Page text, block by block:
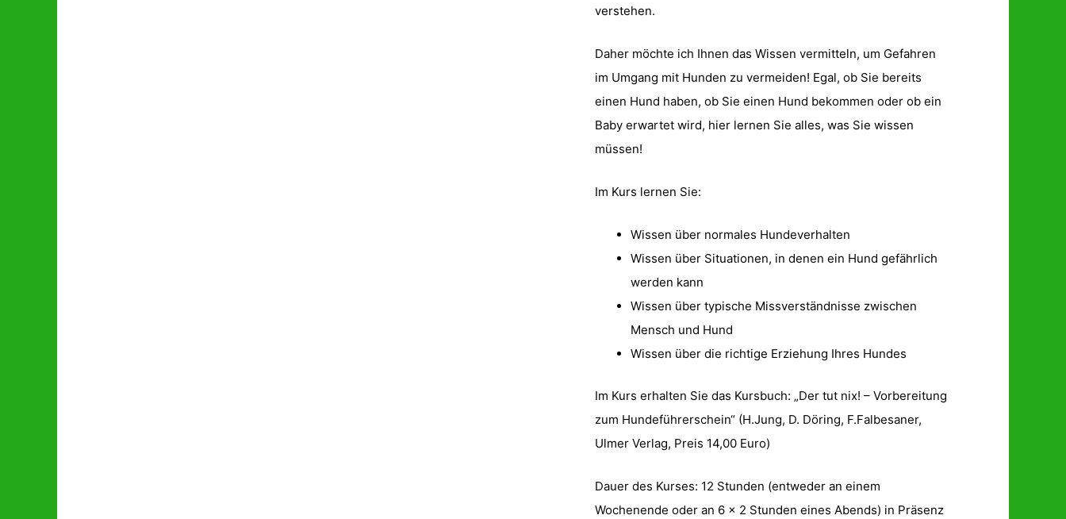
verstehen.
Daher möchte ich Ihnen das Wissen vermitteln, um Gefahren
im Umgang mit Hunden zu vermeiden! Egal, ob Sie bereits
einen Hund haben, ob Sie einen Hund bekommen oder ob ein
Baby erwartet wird, hier lernen Sie alles, was Sie wissen
müssen!
Im Kurs lernen Sie:
Wissen über normales Hundeverhalten
Wissen über Situationen, in denen ein Hund gefährlich
werden kann
Wissen über typische Missverständnisse zwischen
Mensch und Hund
Wissen über die richtige Erziehung Ihres Hundes
Im Kurs erhalten Sie das Kursbuch: „Der tut nix! – Vorbereitung
zum Hundeführerschein“ (H.Jung, D. Döring, F.Falbesaner,
Ulmer Verlag, Preis 14,00 Euro)
Dauer des Kurses: 12 Stunden (entweder an einem
Wochenende oder an 6 x 2 Stunden eines Abends) in Präsenz